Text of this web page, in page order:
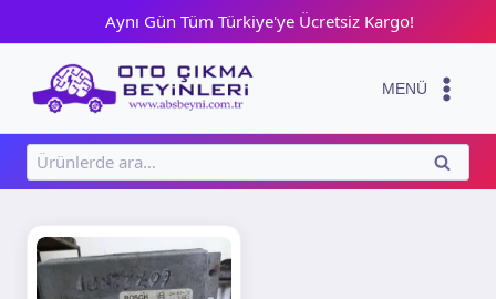
content
Aynı Gün Tüm Türkiye'ye Ücretsiz Kargo!
MENÜ
Ara:
ARA